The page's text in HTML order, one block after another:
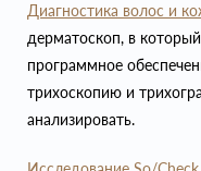
Диагностика волос и
дерматоскоп, в
программное
трихоскопию и
анализировать.